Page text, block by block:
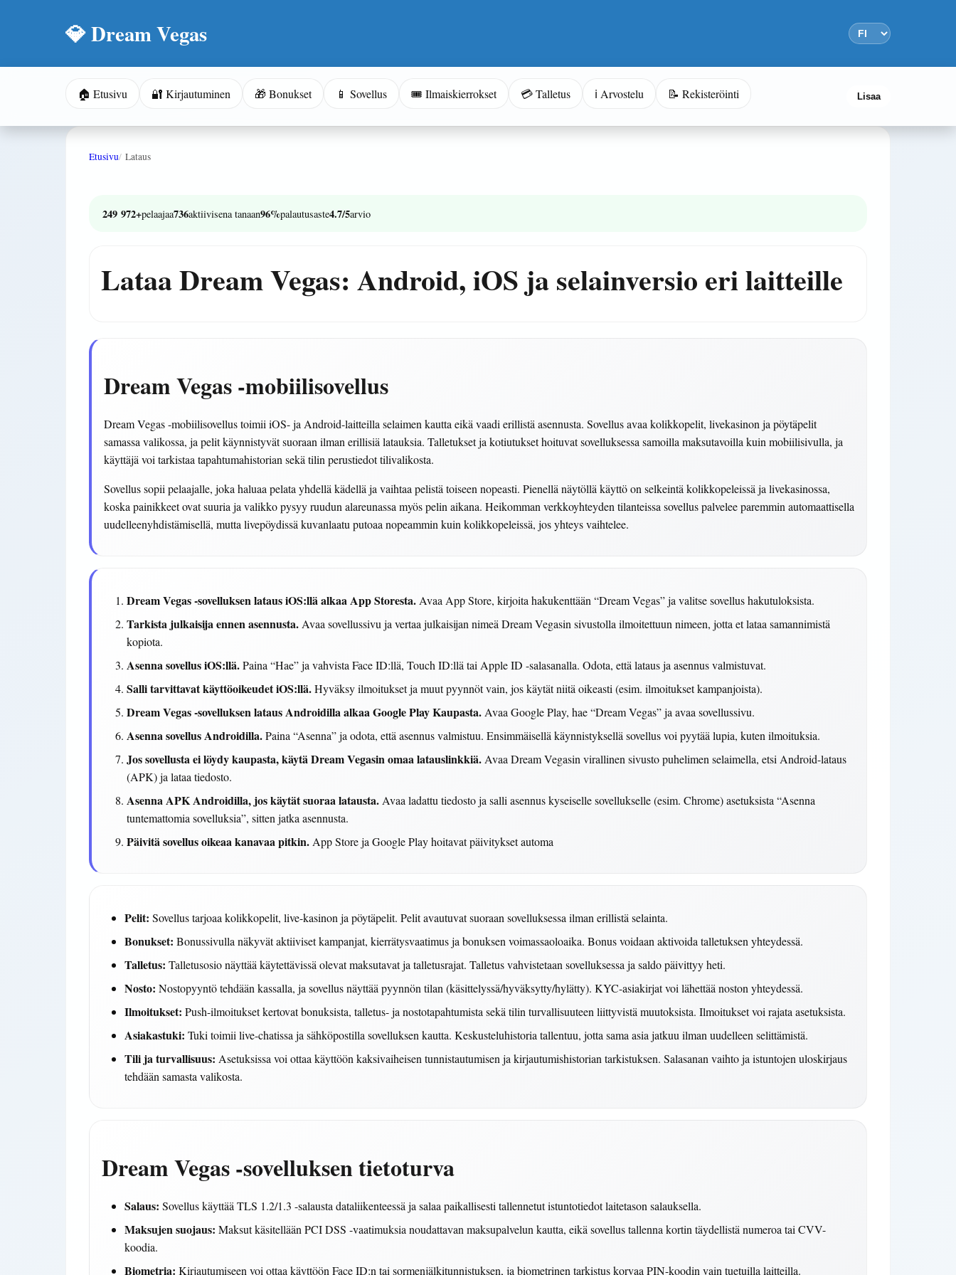
💎 Dream Vegas
🏠 Etusivu 🔐 Kirjautuminen 🎁 Bonukset 📱 Sovellus 🎟️ Ilmaiskierrokset 💳 Talletus ℹ️ Arvostelu 📝 Rekisteröinti Lisaa
Etusivu Lataus
249 972+pelaajaa736aktiivisena tanaan96%palautusaste4.7/5arvio
Lataa Dream Vegas: Android, iOS ja selainversio eri laitteille
Dream Vegas -mobiilisovellus
Dream Vegas -mobiilisovellus toimii iOS- ja Android-laitteilla selaimen kautta eikä vaadi erillistä asennusta. Sovellus avaa kolikkopelit, livekasinon ja pöytäpelit
samassa valikossa, ja pelit käynnistyvät suoraan ilman erillisiä latauksia. Talletukset ja kotiutukset hoituvat sovelluksessa samoilla maksutavoilla kuin mobiilisivulla, ja
käyttäjä voi tarkistaa tapahtumahistorian sekä tilin perustiedot tilivalikosta.
Sovellus sopii pelaajalle, joka haluaa pelata yhdellä kädellä ja vaihtaa pelistä toiseen nopeasti. Pienellä näytöllä käyttö on selkeintä kolikkopeleissä ja livekasinossa,
koska painikkeet ovat suuria ja valikko pysyy ruudun alareunassa myös pelin aikana. Heikomman verkkoyhteyden tilanteissa sovellus palvelee paremmin automaattisella
uudelleenyhdistämisellä, mutta livepöydissä kuvanlaatu putoaa nopeammin kuin kolikkopeleissä, jos yhteys vaihtelee.
Dream Vegas -sovelluksen lataus iOS:llä alkaa App Storesta.Avaa App Store, kirjoita hakukenttään “Dream Vegas” ja valitse sovellus hakutuloksista.
Tarkista julkaisija ennen asennusta.Avaa sovellussivu ja vertaa julkaisijan nimeä Dream Vegasin sivustolla ilmoitettuun nimeen, jotta et lataa samannimistä
kopiota.
Asenna sovellus iOS:llä.Paina “Hae” ja vahvista Face ID:llä, Touch ID:llä tai Apple ID -salasanalla. Odota, että lataus ja asennus valmistuvat.
Salli tarvittavat käyttöoikeudet iOS:llä.Hyväksy ilmoitukset ja muut pyynnöt vain, jos käytät niitä oikeasti (esim. ilmoitukset kampanjoista).
Dream Vegas -sovelluksen lataus Androidilla alkaa Google Play Kaupasta.Avaa Google Play, hae “Dream Vegas” ja avaa sovellussivu.
Asenna sovellus Androidilla.Paina “Asenna” ja odota, että asennus valmistuu. Ensimmäisellä käynnistyksellä sovellus voi pyytää lupia, kuten ilmoituksia.
Jos sovellusta ei löydy kaupasta, käytä Dream Vegasin omaa latauslinkkiä.Avaa Dream Vegasin virallinen sivusto puhelimen selaimella, etsi Android-lataus
(APK) ja lataa tiedosto.
Asenna APK Androidilla, jos käytät suoraa latausta.Avaa ladattu tiedosto ja salli asennus kyseiselle sovellukselle (esim. Chrome) asetuksista “Asenna
tuntemattomia sovelluksia”, sitten jatka asennusta.
Päivitä sovellus oikeaa kanavaa pitkin.App Store ja Google Play hoitavat päivitykset automa
Pelit: Sovellus tarjoaa kolikkopelit, live-kasinon ja pöytäpelit. Pelit avautuvat suoraan sovelluksessa ilman erillistä selainta.
Bonukset: Bonussivulla näkyvät aktiiviset kampanjat, kierrätysvaatimus ja bonuksen voimassaoloaika. Bonus voidaan aktivoida talletuksen yhteydessä.
Talletus: Talletusosio näyttää käytettävissä olevat maksutavat ja talletusrajat. Talletus vahvistetaan sovelluksessa ja saldo päivittyy heti.
Nosto: Nostopyyntö tehdään kassalla, ja sovellus näyttää pyynnön tilan (käsittelyssä/hyväksytty/hylätty). KYC-asiakirjat voi lähettää noston yhteydessä.
Ilmoitukset: Push-ilmoitukset kertovat bonuksista, talletus- ja nostotapahtumista sekä tilin turvallisuuteen liittyvistä muutoksista. Ilmoitukset voi rajata asetuksista.
Asiakastuki: Tuki toimii live-chatissa ja sähköpostilla sovelluksen kautta. Keskusteluhistoria tallentuu, jotta sama asia jatkuu ilman uudelleen selittämistä.
Tili ja turvallisuus: Asetuksissa voi ottaa käyttöön kaksivaiheisen tunnistautumisen ja kirjautumishistorian tarkistuksen. Salasanan vaihto ja istuntojen uloskirjaus
tehdään samasta valikosta.
Dream Vegas -sovelluksen tietoturva
Salaus: Sovellus käyttää TLS 1.2/1.3 -salausta dataliikenteessä ja salaa paikallisesti tallennetut istuntotiedot laitetason salauksella.
Maksujen suojaus: Maksut käsitellään PCI DSS -vaatimuksia noudattavan maksupalvelun kautta, eikä sovellus tallenna kortin täydellistä numeroa tai CVV-
koodia.
Biometria: Kirjautumiseen voi ottaa käyttöön Face ID:n tai sormenjälkitunnistuksen, ja biometrinen tarkistus korvaa PIN-koodin vain tuetuilla laitteilla.